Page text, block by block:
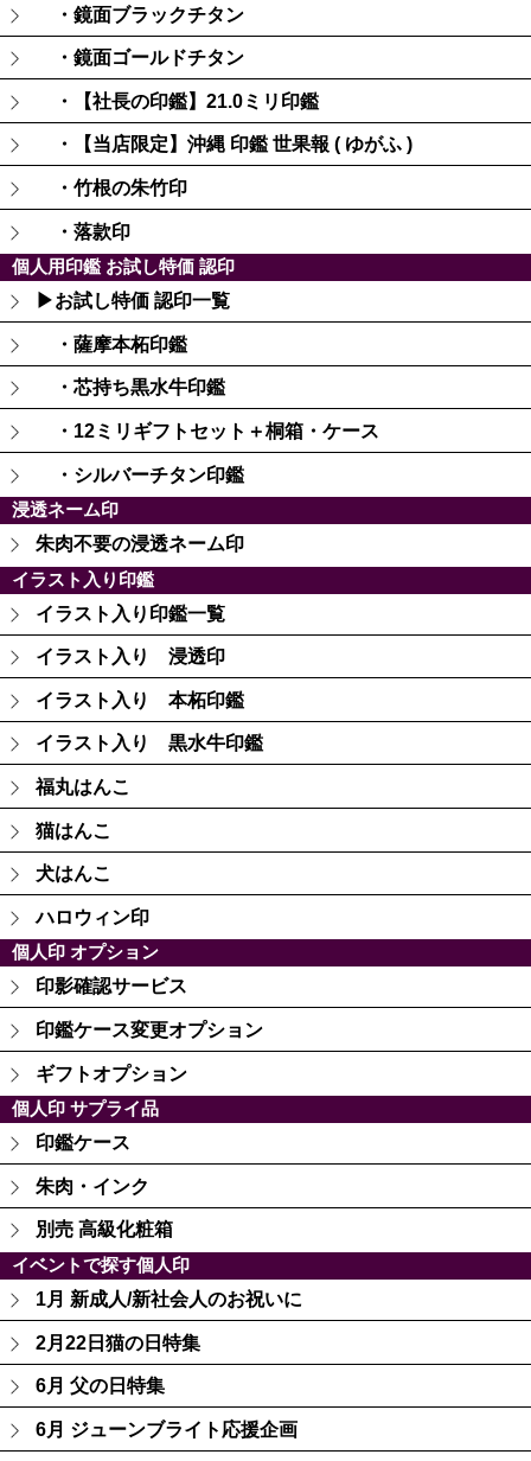
・鏡面ブラックチタン
・鏡面ゴールドチタン
・【社長の印鑑】21.0ミリ印鑑
・【当店限定】沖縄 印鑑 世果報 ( ゆがふ )
・竹根の朱竹印
・落款印
個人用印鑑 お試し特価 認印
▶お試し特価 認印一覧
・薩摩本柘印鑑
・芯持ち黒水牛印鑑
・12ミリギフトセット＋桐箱・ケース
・シルバーチタン印鑑
浸透ネーム印
朱肉不要の浸透ネーム印
イラスト入り印鑑
イラスト入り印鑑一覧
イラスト入り 浸透印
イラスト入り 本柘印鑑
イラスト入り 黒水牛印鑑
福丸はんこ
猫はんこ
犬はんこ
ハロウィン印
個人印 オプション
印影確認サービス
印鑑ケース変更オプション
ギフトオプション
個人印 サプライ品
印鑑ケース
朱肉・インク
別売 高級化粧箱
イベントで探す個人印
1月 新成人/新社会人のお祝いに
2月22日猫の日特集
6月 父の日特集
6月 ジューンブライト応援企画